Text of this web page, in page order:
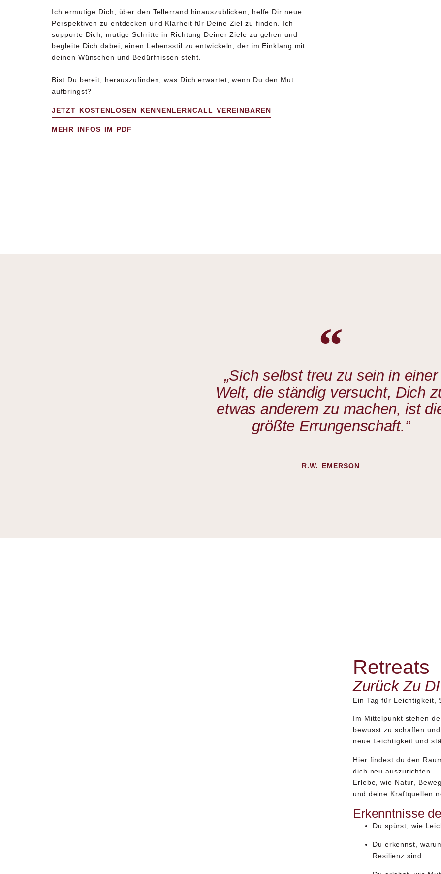
Ich ermutige Dich, über den Tellerrand hinauszublicken, helfe Dir neue
Perspektiven zu entdecken und Klarheit für Deine Ziel zu finden. Ich
supporte Dich, mutige Schritte in Richtung Deiner Ziele zu gehen und
begleite Dich dabei, einen Lebensstil zu entwickeln, der im Einklang mit
deinen Wünschen und Bedürfnissen steht
Bist Du bereit, herauszufinden, was Dich erwartet, wenn Du den Mut
aufbringst?
JETZT KOSTENLOSEN KENNENLERNCALL VEREINBAREN
MEHR INFOS IM PDF
„Sich selbst treu zu sein in einer
Welt, die ständig versucht, Dich
etwas anderem zu machen, ist
größte Errungenschaft.“
R.W. EMERSON
Retreats
Zurück Zu
Ein Tag für Leichtigkeit,
Im Mittelpunkt stehen
bewusst zu schaffen
neue Leichtigkeit und
Hier findest du den
dich neu auszurichten.
Erlebe, wie Natur,
und deine Kraftquellen
Erkenntnisse
Du spürst, wie
Du erkennst,
Resilienz sind.